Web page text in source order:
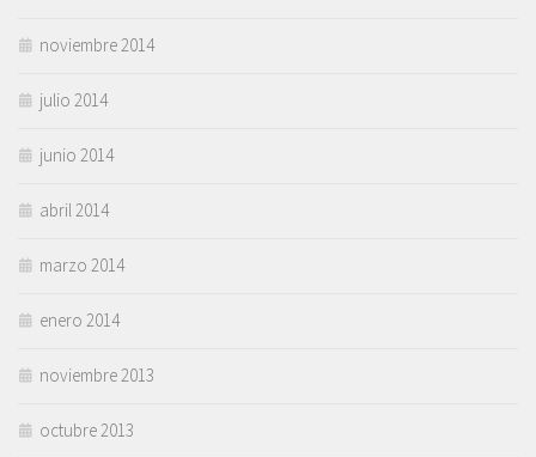
noviembre 2014
julio 2014
junio 2014
abril 2014
marzo 2014
enero 2014
noviembre 2013
octubre 2013